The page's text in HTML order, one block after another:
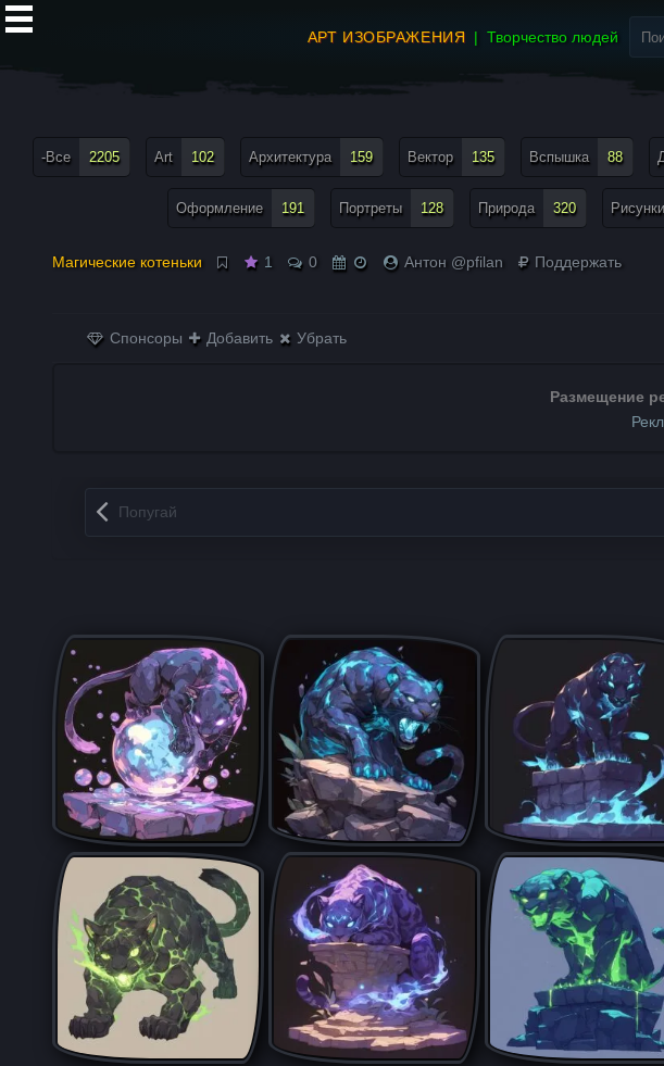
АРТ ИЗОБРАЖЕНИЯ Творчество людей
-Все 2205 Art 102 Архитектура 159 Вектор 135 Вспышка 88
Оформление 191 Портреты 128 Природа 320
Магические котеньки 1 0 Антон @pfilan Поддержать
Спонсоры Добавить Убрать
Размещение
Запись навигация
Попугай